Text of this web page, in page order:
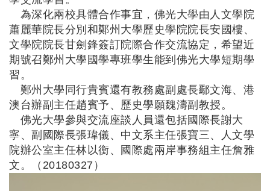
為深化兩校具體合作事宜，佛光大學由人文學院
蕭麗華院長分別和鄭州大學歷史學院院長安國樓、
文學院院長甘劍鋒簽訂院際合作交流協定，希望近
期號召鄭州大學國學專班學生能到佛光大學短期學
習。
鄭州大學同行貴賓還有教務處副處長鄢文海、港
澳台辦副主任趙賓予、歷史學願魏濤副教授。
佛光大學參與交流座談人員還包括國際長謝大
寧、副國際長張瑋儀、中文系主任張寶三、人文學
院辦公室主任林以衡、國際處兩岸事務組主任詹雅
文。（ 20180327 ）